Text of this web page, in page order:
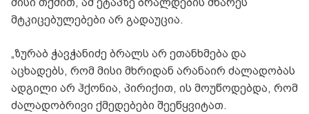
მტკიცებულებები არ გადაუცია.
„ზურაბ ჭავჭანიძე ბრალს არ ეთანხმება და
აცხადებს, რომ მისი მხრიდან არანაირ ძალადობას
ადგილი არ ჰქონია, პირიქით, ის მოუწოდებდა, რომ
ძალადობრივი ქმედებები შეეწყვიტათ.